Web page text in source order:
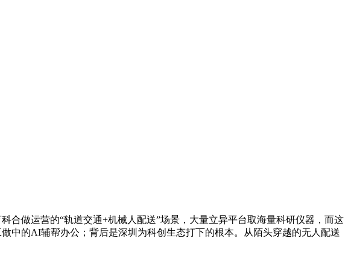
合做运营的“轨道交通+机械人配送”场景，大量立异平台取海量科研仪器，而这
中的AI辅帮办公；背后是深圳为科创生态打下的根本。从陌头穿越的无人配送